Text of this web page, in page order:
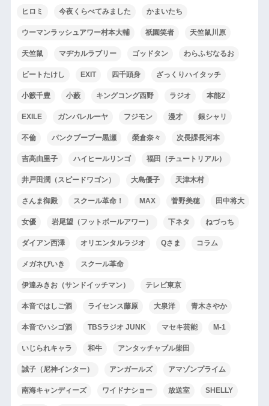
ヒロミ 今夜くらべてみました かまいたち
ウーマンラッシュアワー村本大輔 祇園笑者 天竺鼠川原
天竺鼠 マヂカルラブリー ゴッドタン わらふぢなるお
ビートたけし EXIT 四千頭身 ざっくりハイタッチ
小籔千豊 小藪 キングコング西野 ラジオ 本能Z
EXILE ガンバレルーヤ フジモン 漫才 銀シャリ
不倫 パンクブーブー黒瀬 榮倉奈々 次長課長河本
吉高由里子 ハイヒールリンゴ 福田（チュートリアル）
井戸田潤（スピードワゴン） 大島優子 天津木村
さんま御殿 スクール革命！ MAX 菅野美穂 田中将大
女優 岩尾望（フットボールアワー） 下ネタ ねづっち
ダイアン西澤 オリエンタルラジオ Qさま コラム
メガネびいき スクール革命
伊達みきお（サンドイッチマン） テレビ東京
本音ではしご酒 ライセンス藤原 大泉洋 青木さやか
本音でハシゴ酒 TBSラジオ JUNK マセキ芸能 M-1
いじられキャラ 和牛 アンタッチャブル柴田
誠子（尼神インター） アンガールズ アマゾンプライム
南海キャンディーズ ワイドナショー 放送室 SHELLY